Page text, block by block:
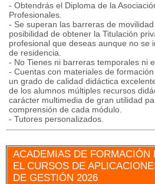
- Obtendrás el Diploma de la
Profesionales.
- Se superan las barreras de
posibilidad de obtener la Titulación
profesional que deseas aunque no se
de residencia.
- No Tienes ni barreras temporales ni
- Cuentas con materiales de
un grado de calidad didáctica
de los alumnos múltiples recursos
carácter multimedia de gran utilidad
comprensión de cada módulo.
- Tutores personalizados.
ACADEMIAS DE FORMACIÓN
EL CURSOS DE
DE GESTIÓN 2026